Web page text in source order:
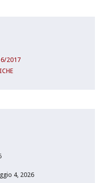
2017
4, 2026